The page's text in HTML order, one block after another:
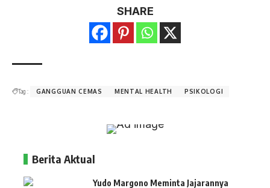
SHARE
Tag : GANGGUAN CEMAS MENTAL HEALTH PSIKOLOGI
Berita Aktual
Yudo Margono Meminta Jajarannya